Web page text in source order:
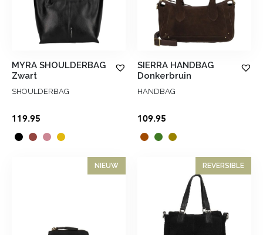
MYRA SHOULDERBAG
Zwart
SHOULDERBAG
119.95
SIERRA HANDBAG
Donkerbruin
HANDBAG
109.95
NIEUW REVERSIBLE